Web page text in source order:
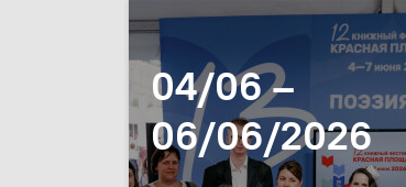
04/06 –
06/06/2026